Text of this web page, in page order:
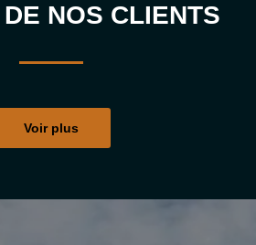
NOS CLIENTS
Voir plus